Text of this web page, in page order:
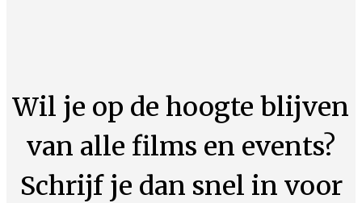
Wil je op de hoogte blijven
van alle films en events?
Schrijf je dan snel in voor